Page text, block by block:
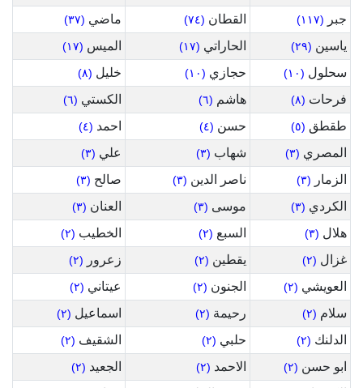
جبر (١١٧) القطان (٧٤) ماضي (٣٧)
ياسين (٢٩) الحاراتي (١٧) الميس (١٧)
سحلول (١٠) حجازي (١٠) خليل (٨)
فرحات (٨) هاشم (٦) الكستي (٦)
طقطق (٥) حسن (٤) احمد (٤)
المصري (٣) شهاب (٣) علي (٣)
الزمار (٣) ناصر الدين (٣) صالح (٣)
الكردي (٣) موسى (٣) العنان (٣)
هلال (٣) السبع (٢) الخطيب (٢)
غزال (٢) يقطين (٢) زعرور (٢)
العويشي (٢) الجنون (٢) عيتاني (٢)
سلام (٢) رحيمة (٢) اسماعيل (٢)
الدلنك (٢) حلبي (٢) الشقيف (٢)
ابو حسن (٢) الاحمد (٢) الجعيد (٢)